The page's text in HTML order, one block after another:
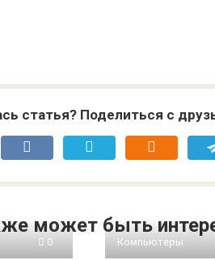
статья? Поделиться с
может быть
0 Компьютеры